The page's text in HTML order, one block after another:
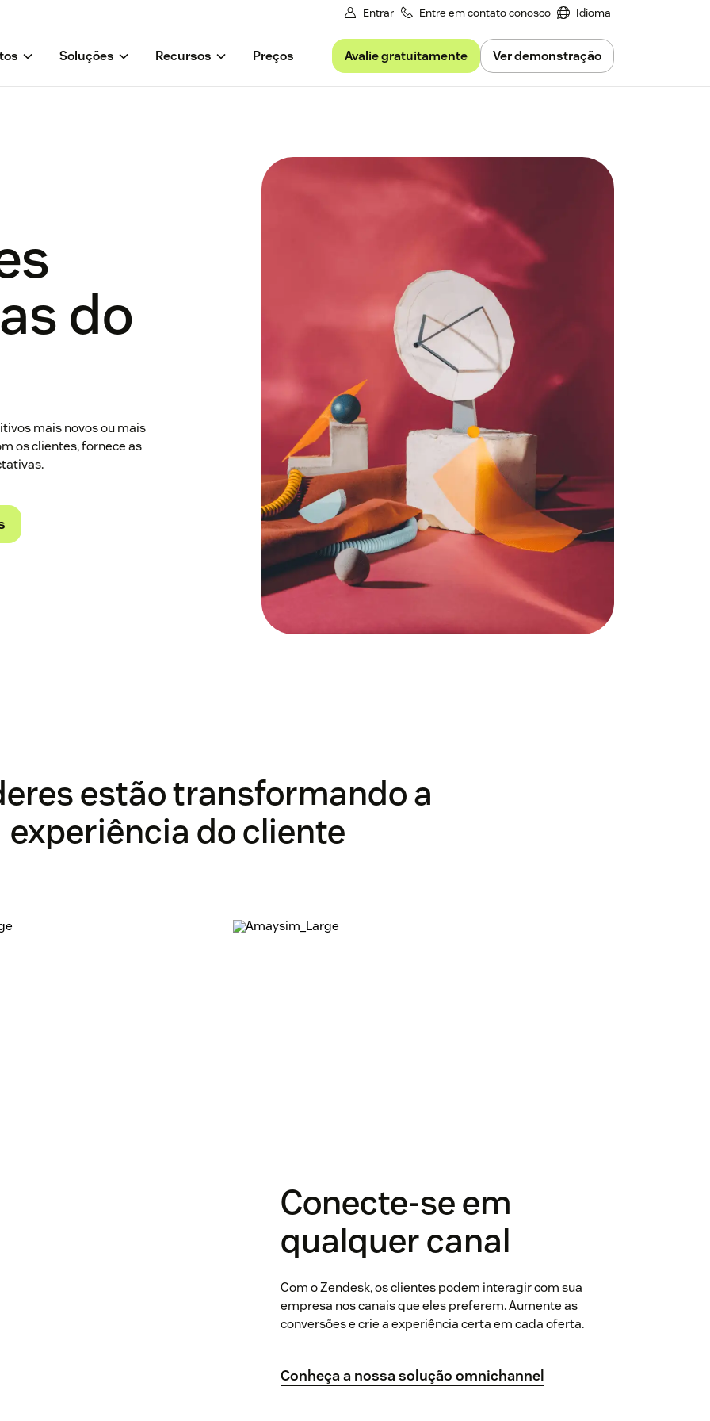
Entrar Entre em contato conosco Idioma
Soluções Recursos Preços Avalie gratuitamente Ver demonstração
do
mais novos ou mais
os clientes, fornece as
estão transformando a
experiência do cliente
Conecte-se em
qualquer canal
Com o Zendesk, os clientes podem interagir com sua
empresa nos canais que eles preferem. Aumente as
conversões e crie a experiência certa em cada oferta.
Conheça a nossa solução omnichannel